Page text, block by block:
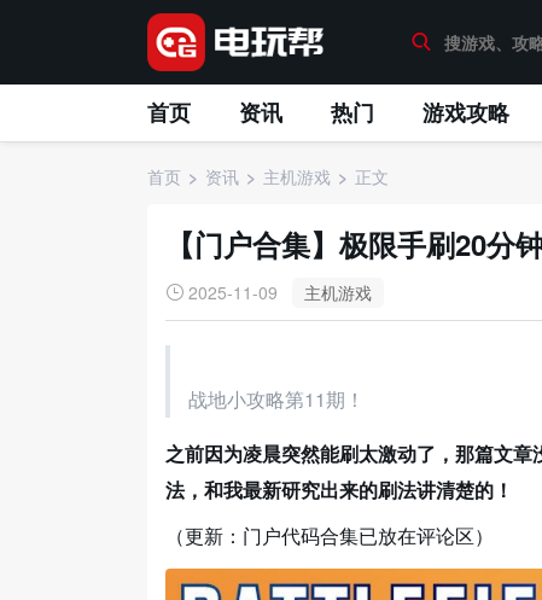
首页 资讯 热门 游戏攻略
首页 资讯 主机游戏 正文
【门户合集】极限手刷20分
2025-11-09 主机游戏
战地小攻略第11期！
之前因为凌晨突然能刷太激动了，那篇文
法，和我最新研究出来的刷法讲清楚的！
（更新：门户代码合集已放在评论区）